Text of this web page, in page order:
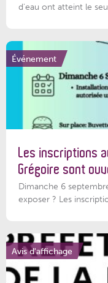
d'eau ont atteint le
Événement
Les inscriptions
Grégoire sont
Dimanche 6
exposer ? Les
Avis d'affichage